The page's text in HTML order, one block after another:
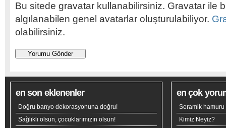
Bu sitede gravatar kullanabilirsiniz. Gravatar ile
algılanabilen genel avatarlar oluşturulabiliyor.
olabilirsiniz.
en son eklenenler
Doğru banyo dekorasyonuna doğru!
Sağlıklı olsun, çocuklarımızın olsun!
en çok
Seramik hamuru
Kimiz Neyiz?